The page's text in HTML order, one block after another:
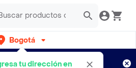
Bogotá
tu dirección en